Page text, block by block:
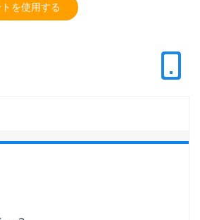
を使用する